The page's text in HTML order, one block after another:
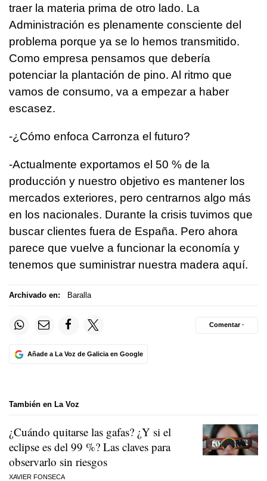
traer la materia prima de otro lado. La
Administración es plenamente consciente del
problema porque ya se lo hemos transmitido.
Como empresa pensamos que debería
potenciar la plantación de pino. Al ritmo que
vamos de consumo, va a empezar a haber
escasez.
-¿Cómo enfoca Carronza el futuro?
-Actualmente exportamos el 50 % de la
producción y nuestro objetivo es mantener los
mercados exteriores, pero centrarnos algo más
en los nacionales. Durante la crisis tuvimos que
buscar clientes fuera de España. Pero ahora
parece que vuelve a funcionar la economía y
tenemos que suministrar nuestra madera aquí.
Archivado en: Baralla
Añade a La Voz de Galicia en Google
Comentar ·
También en La Voz
¿Cuándo quitarse las gafas? ¿Y si el
eclipse es del 99 %? Las claves para
observarlo sin riesgos
XAVIER FONSECA